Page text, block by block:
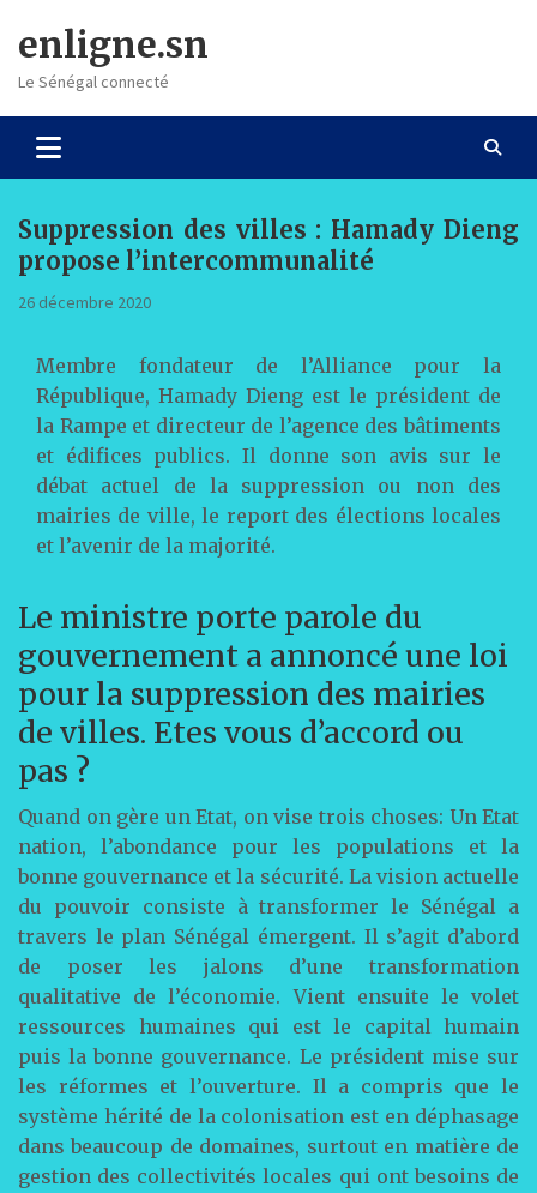
content
enligne.sn
Le Sénégal connecté
Suppression des villes : Hamady Dieng
propose l’intercommunalité
26 décembre 2020
Membre fondateur de l’Alliance pour la
République, Hamady Dieng est le président de
la Rampe et directeur de l’agence des bâtiments
et édifices publics. Il donne son avis sur le
débat actuel de la suppression ou non des
mairies de ville, le report des élections locales
et l’avenir de la majorité.
Le ministre porte parole du
gouvernement a annoncé une loi
pour la suppression des mairies
de villes. Etes vous d’accord ou
pas ?
Quand on gère un Etat, on vise trois choses: Un Etat
nation, l’abondance pour les populations et la
bonne gouvernance et la sécurité. La vision actuelle
du pouvoir consiste à transformer le Sénégal a
travers le plan Sénégal émergent. Il s’agit d’abord
de poser les jalons d’une transformation
qualitative de l’économie. Vient ensuite le volet
ressources humaines qui est le capital humain
puis la bonne gouvernance. Le président mise sur
les réformes et l’ouverture. Il a compris que le
système hérité de la colonisation est en déphasage
dans beaucoup de domaines, surtout en matière de
gestion des collectivités locales qui ont besoins de